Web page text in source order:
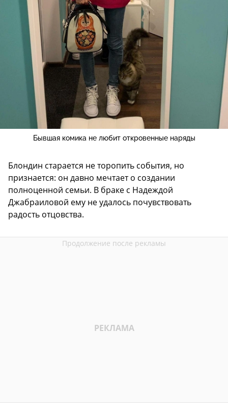
Бывшая комика не любит откровенные наряды
Блондин старается не торопить события, но
признается: он давно мечтает о создании
полноценной семьи. В браке с Надеждой
Джабраиловой ему не удалось почувствовать
радость отцовства.